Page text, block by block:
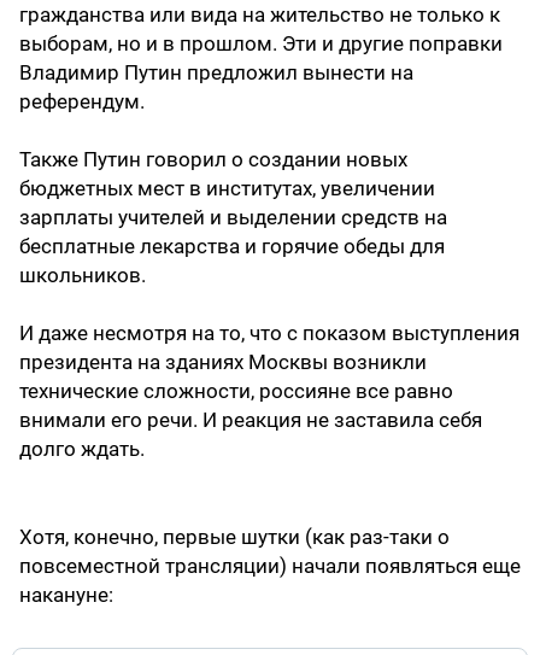
гражданства или вида на жительство не только к
выборам, но и в прошлом. Эти и другие поправки
Владимир Путин предложил вынести на
референдум.
Также Путин говорил о создании новых
бюджетных мест в институтах, увеличении
зарплаты учителей и выделении средств на
бесплатные лекарства и горячие обеды для
школьников.
И даже несмотря на то, что с показом выступления
президента на зданиях Москвы возникли
технические сложности, россияне все равно
внимали его речи. И реакция не заставила себя
долго ждать.
Хотя, конечно, первые шутки (как раз-таки о
повсеместной трансляции) начали появляться еще
накануне: